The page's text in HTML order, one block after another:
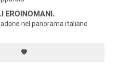
EROINOMANI.
nel panorama italiano